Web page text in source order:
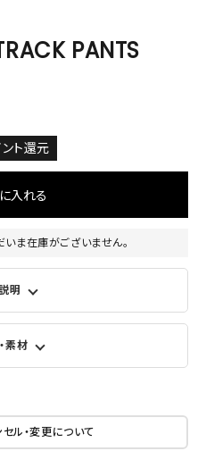
PANTS
ト還元
入れる
いま在庫がございません。
明
素材
ル・変更について